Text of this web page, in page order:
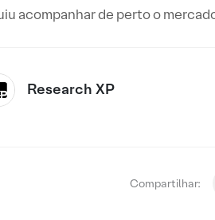
acompanhar de perto o
Research XP
Compartilhar: